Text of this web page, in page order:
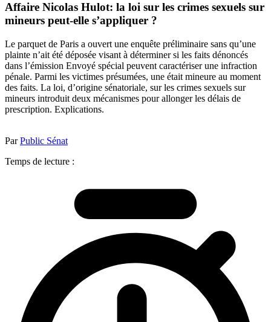
Affaire Nicolas Hulot: la loi sur les crimes sexuels sur
mineurs peut-elle s’appliquer ?
Le parquet de Paris a ouvert une enquête préliminaire sans qu’une
plainte n’ait été déposée visant à déterminer si les faits dénoncés
dans l’émission Envoyé spécial peuvent caractériser une infraction
pénale. Parmi les victimes présumées, une était mineure au moment
des faits. La loi, d’origine sénatoriale, sur les crimes sexuels sur
mineurs introduit deux mécanismes pour allonger les délais de
prescription. Explications.
ParPublic Sénat
Temps de lecture :